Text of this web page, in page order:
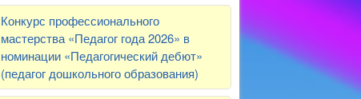
Конкурс профессионального
мастерства «Педагог года 2026» в
номинации «Педагогический дебют»
(педагог дошкольного образования)